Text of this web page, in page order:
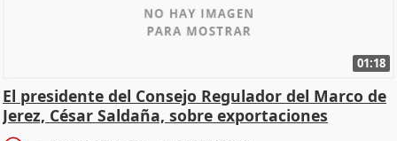
01:18
El presidente del Consejo Regulador del Marco de
Jerez, César Saldaña, sobre exportaciones